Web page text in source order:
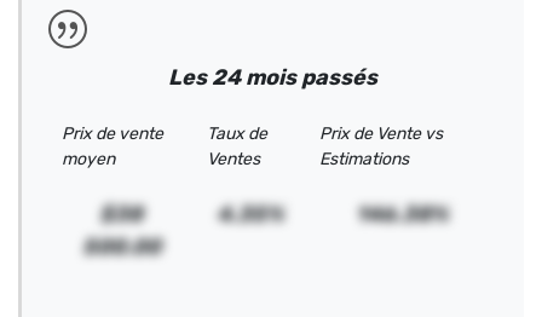
Les 24 mois passés
Prix de vente
moyen
Taux de
Ventes
Prix de Vente vs
Estimations
$38
500.00
4.35% 146.38%